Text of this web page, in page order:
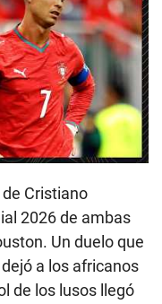
Cristiano
2026 de ambas
Un duelo que
a los africanos
de los lusos llegó